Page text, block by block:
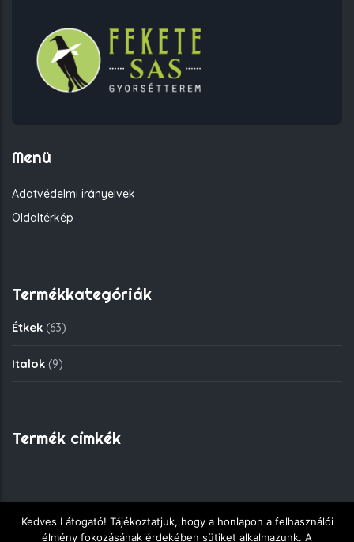
Menü
Adatvédelmi irányelvek
Oldaltérkép
Termékkategóriák
Étkek (63)
Italok (9)
Termék címkék
Copyright © 2018 - Fekete Sas Gyorsétkezde - Minden jog
Kedves Látogató! Tájékoztatjuk, hogy a honlapon a felhasználói
élmény fokozásának érdekében sütiket alkalmazunk. A